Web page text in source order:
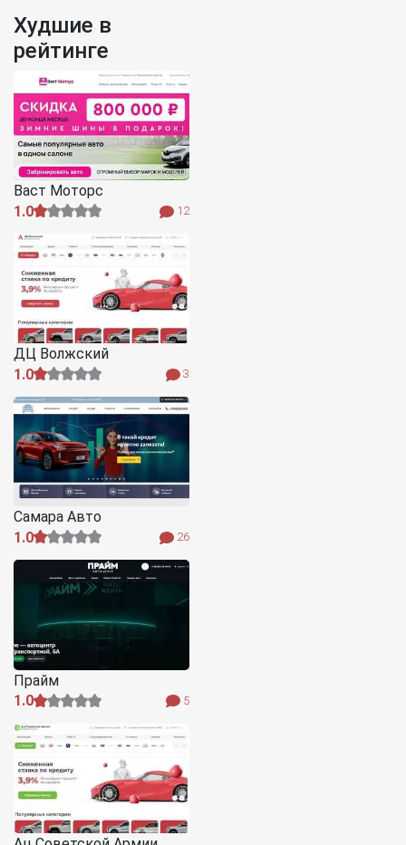
Худшие в
рейтинге
Васт Моторс
1.0
12
ДЦ Волжский
1.0
3
Самара Авто
1.0
26
Прайм
1.0
5